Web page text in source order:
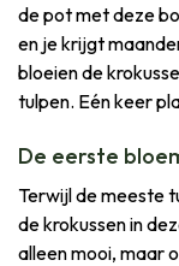
de pot met deze
en je krijgt
bloeien de
tulpen. Eén keer
De eerste
Terwijl de meeste
de krokussen in
alleen mooi, maar